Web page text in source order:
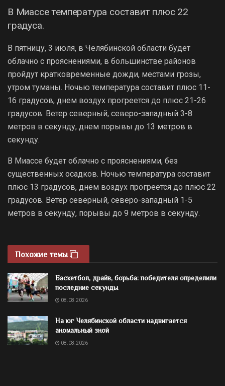
В Миассе температура составит плюс 22
градуса.
В пятницу, 3 июля, в Челябинской области будет
облачно с прояснениями, в большинстве районов
пройдут кратковременные дожди, местами грозы,
утром туманы. Ночью температура составит плюс 11-
16 градусов, днем воздух прогреется до плюс 21-26
градусов. Ветер северный, северо-западный 3-8
метров в секунду, днем порывы до 13 метров в
секунду.
В Миассе будет облачно с прояснениями, без
существенных осадков. Ночью температура составит
плюс 13 градусов, днем воздух прогреется до плюс 22
градусов. Ветер северный, северо-западный 1-5
метров в секунду, порывы до 9 метров в секунду.
Похожие темы
Баскетбол, драйв, борьба: победителя определили
последние секунды
08.08.2026
На юг Челябинской области надвигается
аномальный зной
08.08.2026